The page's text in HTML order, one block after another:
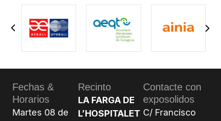
Fechas &
Horarios
Martes 08 de
Recinto
LA FARGA DE
L’HOSPITALET
Contacte con
exposolidos
C/ Francisco